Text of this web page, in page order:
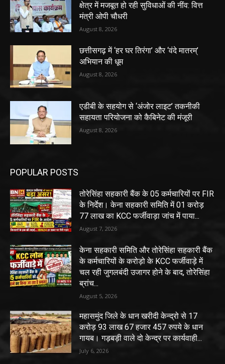
क्षेत्र में मजबूत हो रही सुविधाओं की नींव: वित्त
मंत्री ओपी चौधरी
August 8, 2026
छत्तीसगढ़ में ‘हर घर तिरंगा’ और ‘वंदे मातरम्’
अभियान की धूम
August 8, 2026
एडीबी के सहयोग से ‘अंजोर लाइट’ तकनीकी
सहायता परियोजना को कैबिनेट की मंजूरी
August 8, 2026
POPULAR POSTS
तोरेसिंहा सहकारी बैंक के 05 कर्मचारियों पर FIR
के निर्देश। केना सहकारी समिति में 01 करोड़
77 लाख का KCC फर्जीवाड़ा जांच में पाया...
August 7, 2026
केना सहकारी समिति और तोरेसिंहा सहकारी बैंक
के कर्मचारियों के करोड़ो के KCC फर्जीवाड़े में
चल रही जुगलबंदी उजागर होने के बाद, तोरेसिंहा
ब्रांच...
August 5, 2026
महासमुंद जिले के धान खरीदी केन्द्रो से 17
करोड़ 93 लाख 67 हजार 457 रुपये के धान
गायब। गड़बड़ी वाले दो केन्द्र पर कार्यवाही...
July 6, 2026